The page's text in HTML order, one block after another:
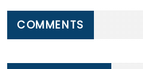
COMMENTS